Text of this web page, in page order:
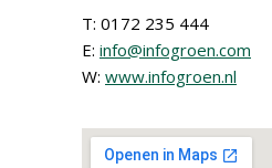
T: 0172 235 444
E: info@infogroen.com
W: www.infogroen.nl